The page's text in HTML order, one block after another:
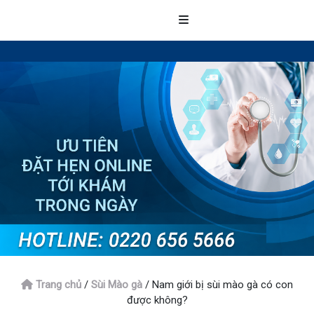
Trang chủ / Sùi Mào gà / Nam giới bị sùi mào gà có con
được không?